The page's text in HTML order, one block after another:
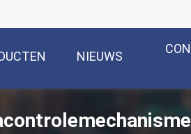
NIEUWS